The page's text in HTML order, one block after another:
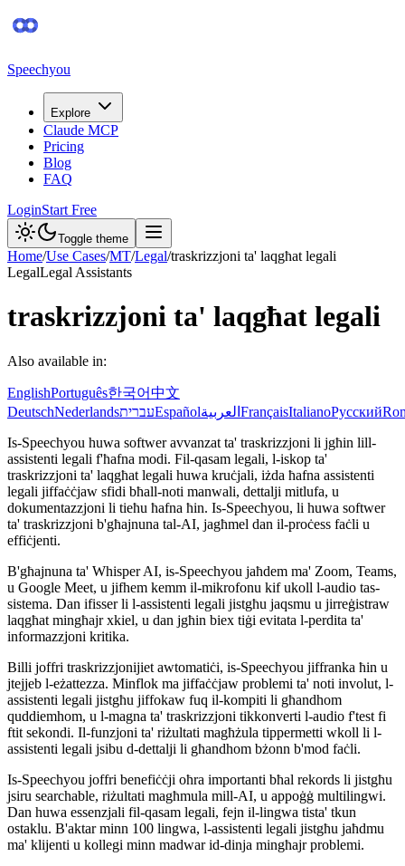
Speechyou
Explore
Claude MCP
Pricing
Blog
FAQ
LoginStart Free
Toggle theme
Home/Use Cases/MT/Legal/traskrizzjoni ta' laqgħat legali
LegalLegal Assistants
traskrizzjoni ta' laqgħat legali
Also available in:
EnglishPortuguês한국어中文
DeutschNederlandsעבריתEspañolالعربية FrançaisItalianoРусский
Is-Speechyou huwa softwer avvanzat ta' traskrizzjoni li jgħin lill-
assistenti legali f'ħafna modi. Fil-qasam legali, l-iskop ta'
traskrizzjoni ta' laqgħat legali huwa kruċjali, iżda ħafna assistenti
legali jiffaċċjaw sfidi bħall-noti manwali, dettalji mitlufa, u
dokumentazzjoni li tieħu ħafna ħin. Is-Speechyou, li huwa softwer
ta' traskrizzjoni b'għajnuna tal-AI, jagħmel dan il-proċess faċli u
effiċjenti.
B'għajnuna ta' Whisper AI, is-Speechyou jaħdem ma' Zoom, Teams,
u Google Meet, u jifhem kemm il-mikrofonu kif ukoll l-audio tas-
sistema. Dan ifisser li l-assistenti legali jistgħu jaqsmu u jirreġistraw
laqgħat mingħajr xkiel, u dan jgħin biex tiġi evitata l-perdita ta'
informazzjoni kritika.
Billi joffri traskrizzjonijiet awtomatiċi, is-Speechyou jiffranka ħin u
jtejjeb l-eżattezza. Minflok ma jiffaċċjaw problemi ta' noti involut, l-
assistenti legali jistgħu jiffokaw fuq il-kompiti li għandhom
quddiemhom, u l-magna ta' traskrizzjoni tikkonverti l-audio f'test fi
ftit sekondi. Il-funzjoni ta' riżultati magħżula tippermetti wkoll li l-
assistenti legali jsibu d-dettalji li għandhom bżonn b'mod faċli.
Is-Speechyou joffri benefiċċji oħra importanti bħal rekords li jistgħu
jsiru searchable, riżultati magħmula mill-AI, u appoġġ multilingwi.
Dan huwa essenzjali fil-qasam legali, fejn il-lingwa tista' tkun
ostaklu. B'aktar minn 100 lingwa, l-assistenti legali jistgħu jaħdmu
ma' klijenti u kollegi minn madwar id-dinja mingħajr problemi.